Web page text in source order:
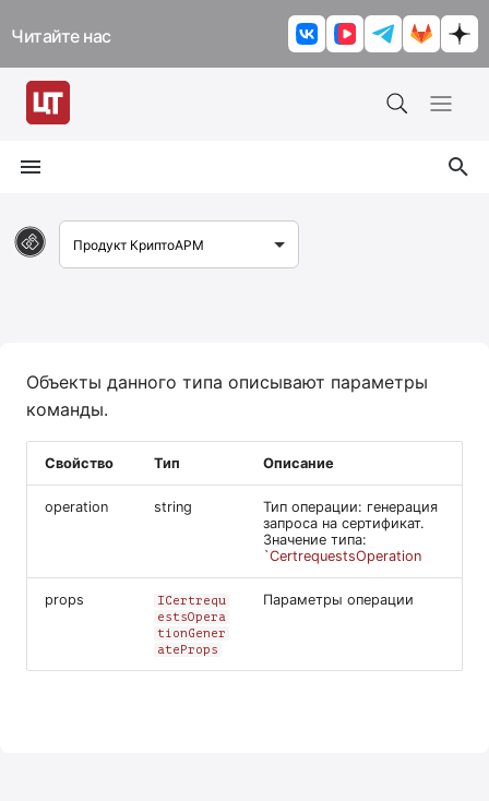
Читайте нас
И
н
п
Продукт КриптоАРМ
Объекты данного типа описывают параметры
команды.
Свойство Тип Описание
operation string
Тип операции: генерация
запроса на сертификат.
Значение типа:
`CertrequestsOperation
props
ICertrequ
estsOpera
tionGener
ateProps
Параметры операции